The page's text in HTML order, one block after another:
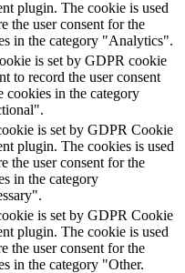
plugin. The cookie is used
the user consent for the
in the category "Analytics".
is set by GDPR cookie
to record the user consent
cookies in the category
is set by GDPR Cookie
plugin. The cookies is used
the user consent for the
in the category
is set by GDPR Cookie
plugin. The cookie is used
the user consent for the
in the category "Other.